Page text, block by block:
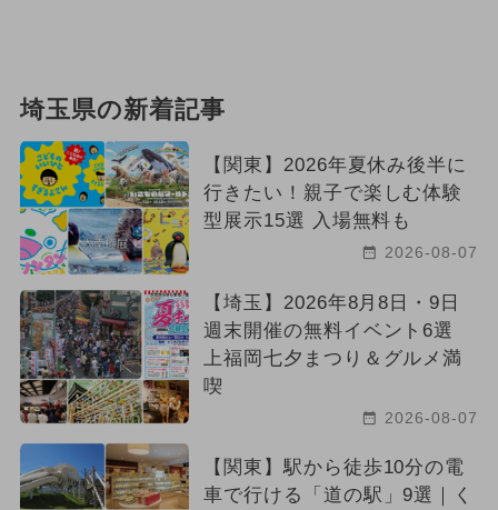
埼玉県の新着記事
【関東】2026年夏休み後半に
行きたい！親子で楽しむ体験
型展示15選 入場無料も
2026-08-07
【埼玉】2026年8月8日・9日
週末開催の無料イベント6選
上福岡七夕まつり＆グルメ満
喫
2026-08-07
【関東】駅から徒歩10分の電
車で行ける「道の駅」9選｜く